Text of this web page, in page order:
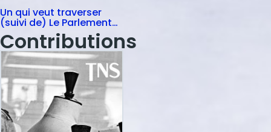
Un qui veut traverser
(suivi de) Le Parlement
des forêts
Contributions